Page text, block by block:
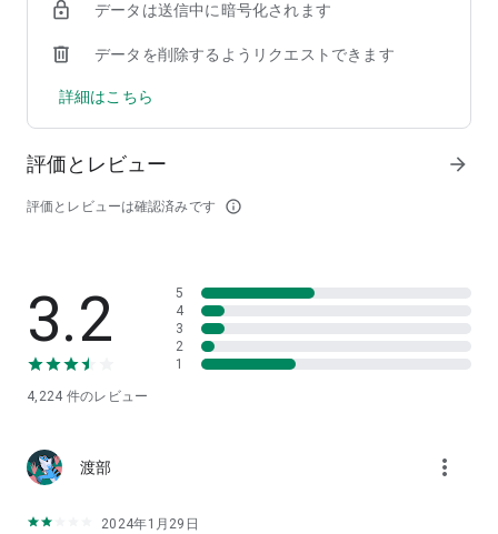
・無料で人気のクレーンゲームを探している
・クレーンゲーム限定のフィギュアが欲しい
遊びたい
・オンラインクレーンゲーム(オンクレ)で無料で練習したい
・クレーンゲーム/UFOキャッチャーを今すぐプレイしたい
・お気に入りの景品をクレーンゲーム/UFOキャッチャーで取
クレーンゲーム鑑定団NEO ゲーム紹介
■スマホで本物のクレーンゲームが遊べる！
スマホが本物のゲーセンと同じ、クレーンゲームになっちゃい
ます！
■クレーンゲームで景品を取れば無料でおうちにお届け！
ます！
データは送信中に暗号化されます
データを削除するようリクエストできます
詳細はこちら
評価とレビュー
評価とレビューは確認済みです info_outline
arrow_forward
3.2
4,224 件のレビュー
5
4
3
2
1
渡部 more_vert
2024年1月29日